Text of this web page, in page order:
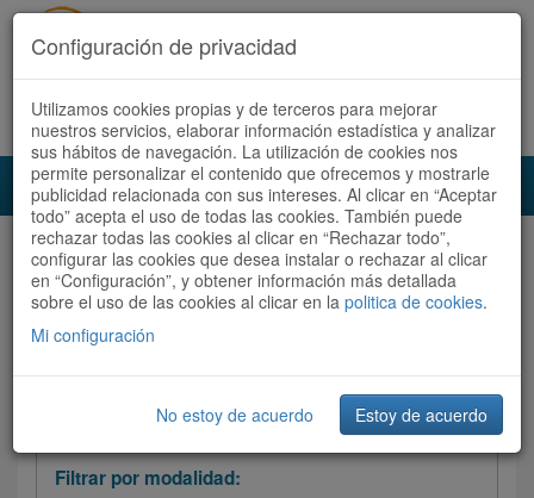
Acceder Registrate ahora Español | Català
Audioruta Todas las rutas
Todas las rutas Ordenar por:Más recientes
Filtrar las rutas
Filtrar por modalidad:
Configuración de privacidad
Utilizamos cookies propias y de terceros para mejorar
nuestros servicios, elaborar información estadística y analizar
sus hábitos de navegación. La utilización de cookies nos
permite personalizar el contenido que ofrecemos y mostrarle
publicidad relacionada con sus intereses. Al clicar en “Aceptar
todo” acepta el uso de todas las cookies. También puede
rechazar todas las cookies al clicar en “Rechazar todo”,
configurar las cookies que desea instalar o rechazar al clicar
en “Configuración”, y obtener información más detallada
sobre el uso de las cookies al clicar en la politica de cookies.
Mi configuración
No estoy de acuerdo Estoy de acuerdo